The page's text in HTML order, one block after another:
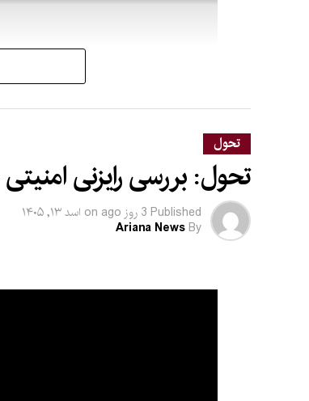
تحول
تحول: بررسی رایزنی
Published 3 روز ago on اسد ۱۳, ۱۴۰۵
By
Ariana News